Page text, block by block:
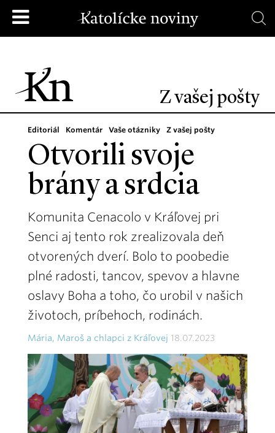
Z vašej pošty
Editoriál Komentár Vaše otázniky Z vašej pošty
Otvorili svoje
brány a srdcia
Komunita Cenacolo v Kráľovej pri
Senci aj tento rok zrealizovala deň
otvorených dverí. Bolo to poobedie
plné radosti, tancov, spevov a hlavne
oslavy Boha a toho, čo urobil v našich
životoch, príbehoch, rodinách.
Mária, Maroš a chlapci z Kráľovej 18.07.2023